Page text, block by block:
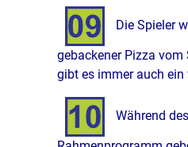
Die Spieler
gebackener Pizza
gibt es immer auch
Während